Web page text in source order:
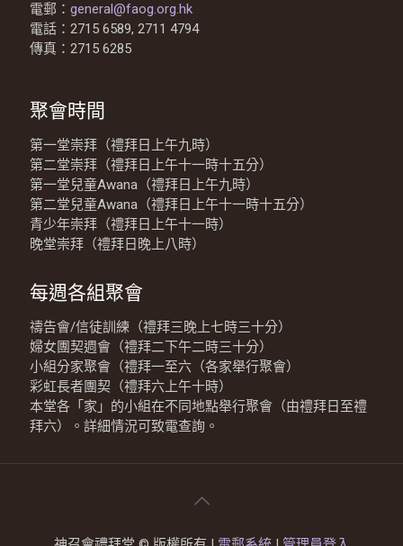
電郵： general@faog.org.hk
電話：2715 6589, 2711 4794
傳真：2715 6285
聚會時間
第一堂崇拜（禮拜日上午九時）
第二堂崇拜（禮拜日上午十一時十五分）
第一堂兒童Awana（禮拜日上午九時）
第二堂兒童Awana（禮拜日上午十一時十五分）
青少年崇拜（禮拜日上午十一時）
晚堂崇拜（禮拜日晚上八時）
每週各組聚會
禱告會/信徒訓練（禮拜三晚上七時三十分）
婦女團契週會（禮拜二下午二時三十分）
小組分家聚會（禮拜一至六（各家舉行聚會）
彩虹長者團契（禮拜六上午十時）
本堂各「家」的小組在不同地點舉行聚會（由禮拜日至禮
拜六）。詳細情況可致電查詢。